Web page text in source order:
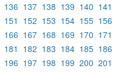
136 137 138 139 140 141
151 152 153 154 155 156
166 167 168 169 170 171
181 182 183 184 185 186
196 197 198 199 200 201